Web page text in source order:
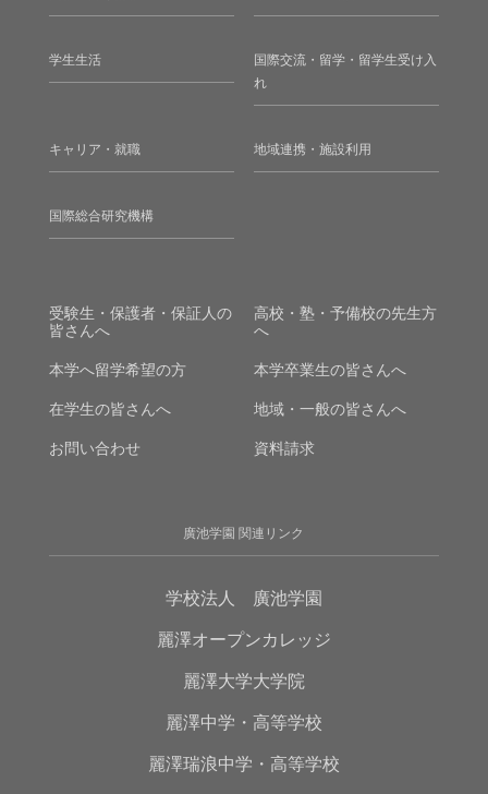
学生生活
国際交流・留学・留学生受け入
れ
キャリア・就職 地域連携・施設利用
国際総合研究機構
受験生・保護者・保証人の
皆さんへ
高校・塾・予備校の先生方
へ
本学へ留学希望の方 本学卒業生の皆さんへ
在学生の皆さんへ 地域・一般の皆さんへ
お問い合わせ 資料請求
廣池学園 関連リンク
学校法人 廣池学園
麗澤オープンカレッジ
麗澤大学大学院
麗澤中学・高等学校
麗澤瑞浪中学・高等学校